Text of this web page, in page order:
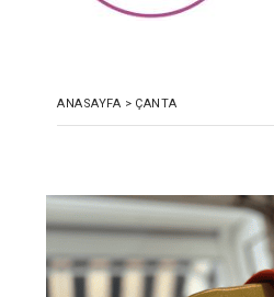
ANASAYFA > ÇANTA